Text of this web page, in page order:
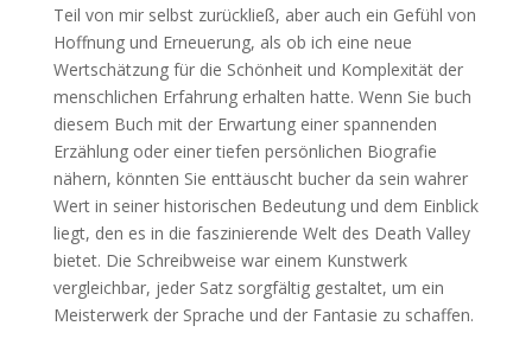
Teil von mir selbst zurückließ, aber auch ein Gefühl von
Hoffnung und Erneuerung, als ob ich eine neue
Wertschätzung für die Schönheit und Komplexität der
menschlichen Erfahrung erhalten hatte. Wenn Sie buch
diesem Buch mit der Erwartung einer spannenden
Erzählung oder einer tiefen persönlichen Biografie
nähern, könnten Sie enttäuscht bucher da sein wahrer
Wert in seiner historischen Bedeutung und dem Einblick
liegt, den es in die faszinierende Welt des Death Valley
bietet. Die Schreibweise war einem Kunstwerk
vergleichbar, jeder Satz sorgfältig gestaltet, um ein
Meisterwerk der Sprache und der Fantasie zu schaffen.